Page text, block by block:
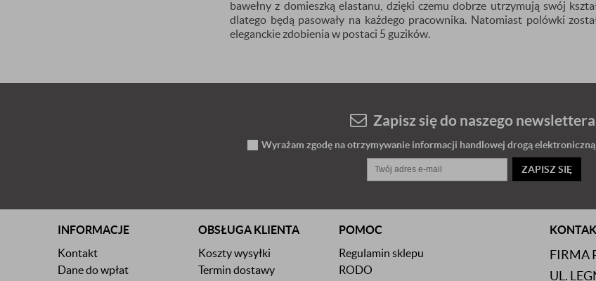
bawełny z domieszką elastanu, dzięki czemu dobrze utrzymują swój
dlatego będą pasowały na każdego pracownika. Natomiast polówki
eleganckie zdobienia w postaci 5 guzików.
Zapisz się do naszego newslettera
Wyrażam zgodę na otrzymywanie informacji handlowej drogą elektroniczną
ZAPISZ SIĘ
INFORMACJE
Kontakt
Dane do wpłat
OBSŁUGA KLIENTA
Koszty wysyłki
Termin dostawy
POMOC
Regulamin sklepu
RODO
FIRMA
UL.